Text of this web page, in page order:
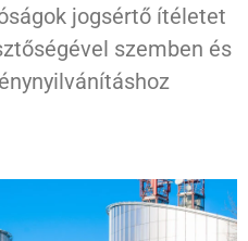
jogsértő ítéletet
szemben és